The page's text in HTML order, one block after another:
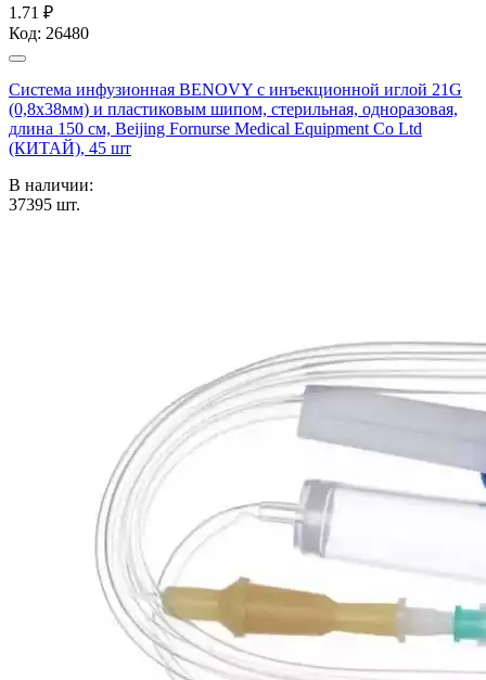
1.71 ₽
Код: 26480
Система инфузионная BENOVY с инъекционной иглой 21G
(0,8х38мм) и пластиковым шипом, стерильная, одноразовая,
длина 150 см, Beijing Fornurse Medical Equipment Co Ltd
(КИТАЙ), 45 шт
В наличии:
37395 шт.